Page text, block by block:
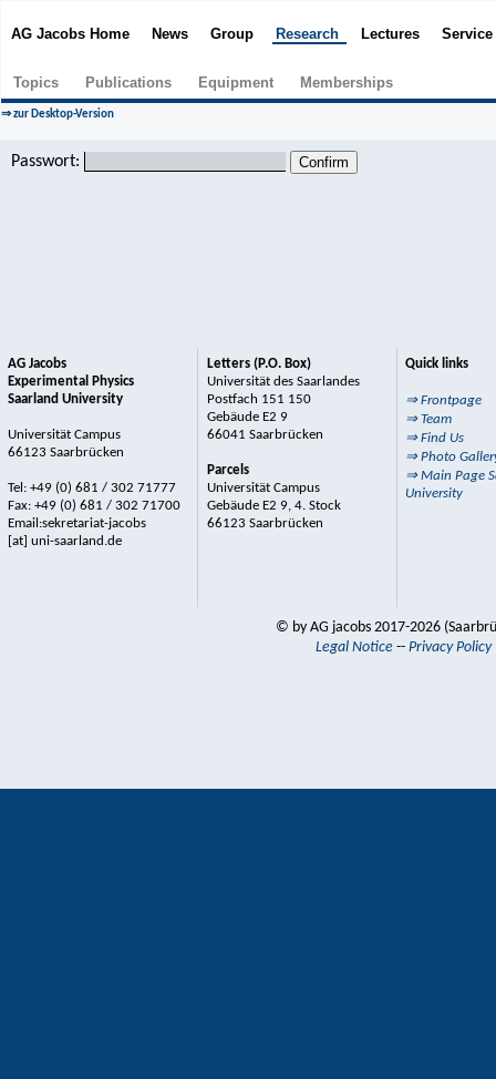
AG Jacobs Home News Group Research Lectures Service
Topics Publications Equipment Memberships
⇒ zur Desktop-Version
Passwort:
AG Jacobs
Experimental Physics
Saarland University
Universität Campus
66123 Saarbrücken
Tel: +49 (0) 681 / 302 71777
Fax: +49 (0) 681 / 302 71700
Email:sekretariat-jacobs
[at] uni-saarland.de
Letters (P.O. Box)
Universität des Saarlandes
Postfach 151 150
Gebäude E2 9
66041 Saarbrücken
Parcels
Universität Campus
Gebäude E2 9, 4. Stock
66123 Saarbrücken
Quick links
⇒ Frontpage
⇒ Team
⇒ Find Us
⇒ Photo
⇒ Main Page
University
© by AG jacobs 2017-2026
Legal Notice-- Privacy Policy